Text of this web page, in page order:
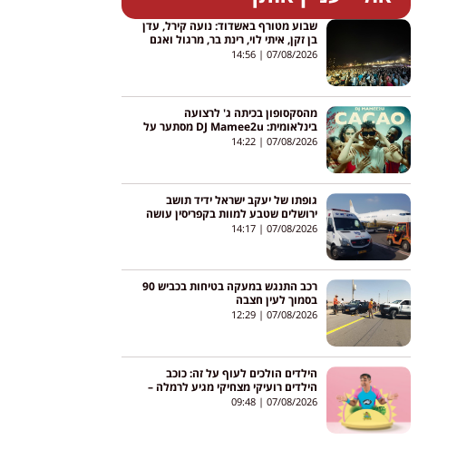
שבוע מטורף באשדוד: נועה קירל, עדן
בן זקן, איתי לוי, רינת בר, מרגול ואגם
בוחבוט – והכניסה חופשית
07/08/2026
14:56
מהסקסופון בכיתה ג' לרצועה
בינלאומית: DJ Mamee2u מסתער על
יוטיוב עם שיר חדש
07/08/2026
14:22
גופתו של יעקב ישראל ידיד תושב
ירושלים שטבע למוות בקפריסין עושה
את דרכה לישראל
07/08/2026
14:17
רכב התנגש במעקה בטיחות בכביש 90
בסמוך לעין חצבה
07/08/2026
12:29
הילדים הולכים לעוף על זה: כוכב
הילדים רועיקי מצחיקי מגיע לרמלה –
והכניסה חופשית
07/08/2026
09:48